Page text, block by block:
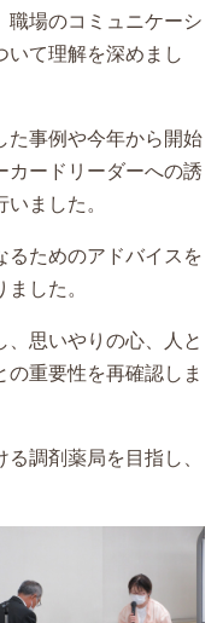
職場のコミュニケーシ
いて理解を深めまし
た事例や今年から開始
カードリーダーへの誘
ました。
るためのアドバイスを
した。
思いやりの心、人と
の重要性を再確認しま
調剤薬局を目指し、